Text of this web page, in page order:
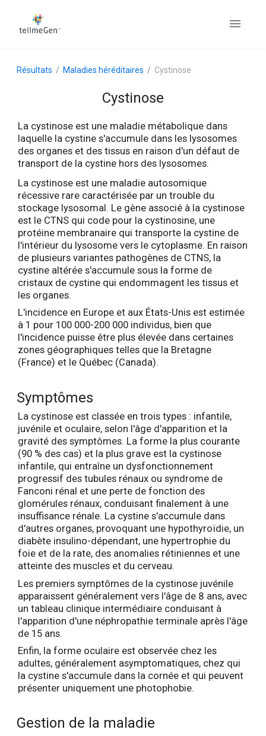
Résultats Maladies héréditaires Cystinose
Cystinose
La cystinose est une maladie métabolique dans
laquelle la cystine s'accumule dans les lysosomes
des organes et des tissus en raison d'un défaut de
transport de la cystine hors des lysosomes.
La cystinose est une maladie autosomique
récessive rare caractérisée par un trouble du
stockage lysosomal. Le gène associé à la cystinose
est le CTNS qui code pour la cystinosine, une
protéine membranaire qui transporte la cystine de
l'intérieur du lysosome vers le cytoplasme. En raison
de plusieurs variantes pathogènes de CTNS, la
cystine altérée s'accumule sous la forme de
cristaux de cystine qui endommagent les tissus et
les organes.
L'incidence en Europe et aux États-Unis est estimée
à 1 pour 100 000-200 000 individus, bien que
l'incidence puisse être plus élevée dans certaines
zones géographiques telles que la Bretagne
(France) et le Québec (Canada).
Symptômes
La cystinose est classée en trois types : infantile,
juvénile et oculaire, selon l'âge d'apparition et la
gravité des symptômes. La forme la plus courante
(90 % des cas) et la plus grave est la cystinose
infantile, qui entraîne un dysfonctionnement
progressif des tubules rénaux ou syndrome de
Fanconi rénal et une perte de fonction des
glomérules rénaux, conduisant finalement à une
insuffisance rénale. La cystine s'accumule dans
d'autres organes, provoquant une hypothyroïdie, un
diabète insulino-dépendant, une hypertrophie du
foie et de la rate, des anomalies rétiniennes et une
atteinte des muscles et du cerveau.
Les premiers symptômes de la cystinose juvénile
apparaissent généralement vers l'âge de 8 ans, avec
un tableau clinique intermédiaire conduisant à
l'apparition d'une néphropathie terminale après l'âge
de 15 ans.
Enfin, la forme oculaire est observée chez les
adultes, généralement asymptomatiques, chez qui
la cystine s'accumule dans la cornée et qui peuvent
présenter uniquement une photophobie.
Gestion de la maladie